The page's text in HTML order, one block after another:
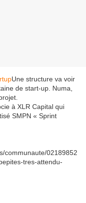
Une structure va voir
de start-up. Numa,
à XLR Capital qui
SMPN « Sprint
communaute/02189852
tres-attendu-